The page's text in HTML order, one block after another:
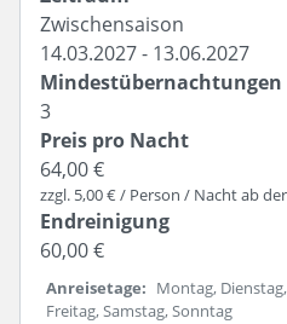
Zwischensaison
14.03.2027 - 13.06.2027
3
64,00 €
zzgl. 5,00 € / Person / Nacht ab
60,00 €
Anreisetage
Montag,
Freitag, Samstag, Sonntag